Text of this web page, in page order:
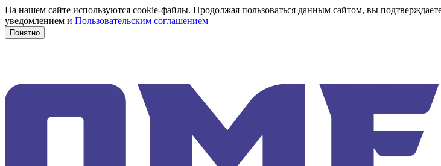
На нашем сайте используются cookie-файлы. Продолжая пользоваться данным сайтом, вы
уведомлением и Пользовательским соглашением
Понятно